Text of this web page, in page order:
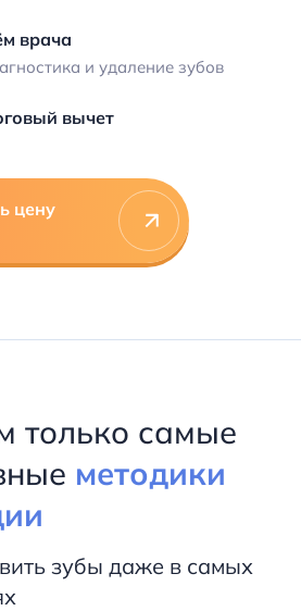
врача
и удаление зубов
вычет
цену
только самые
методики
зубы даже в самых